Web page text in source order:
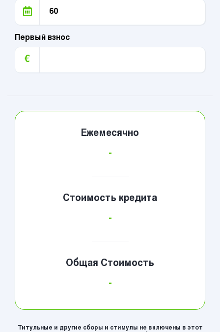
Первый взнос
€
Ежемесячно
-
Стоимость кредита
-
Общая Стоимость
-
Титульные и другие сборы и стимулы не включены в этот